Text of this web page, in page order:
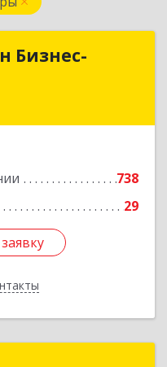
Бизнес-
738
29
Бизнес-
Подробнее